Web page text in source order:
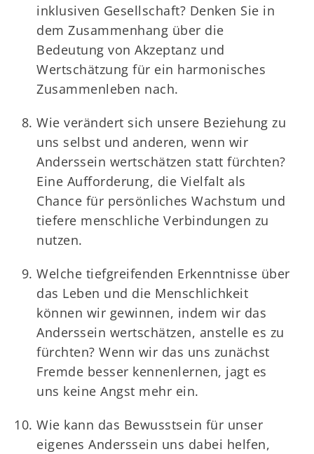
inklusiven Gesellschaft? Denken Sie in
dem Zusammenhang über die
Bedeutung von Akzeptanz und
Wertschätzung für ein harmonisches
Zusammenleben nach.
Wie verändert sich unsere Beziehung zu
uns selbst und anderen, wenn wir
Anderssein wertschätzen statt fürchten?
Eine Aufforderung, die Vielfalt als
Chance für persönliches Wachstum und
tiefere menschliche Verbindungen zu
nutzen.
Welche tiefgreifenden Erkenntnisse über
das Leben und die Menschlichkeit
können wir gewinnen, indem wir das
Anderssein wertschätzen, anstelle es zu
fürchten? Wenn wir das uns zunächst
Fremde besser kennenlernen, jagt es
uns keine Angst mehr ein.
Wie kann das Bewusstsein für unser
eigenes Anderssein uns dabei helfen,